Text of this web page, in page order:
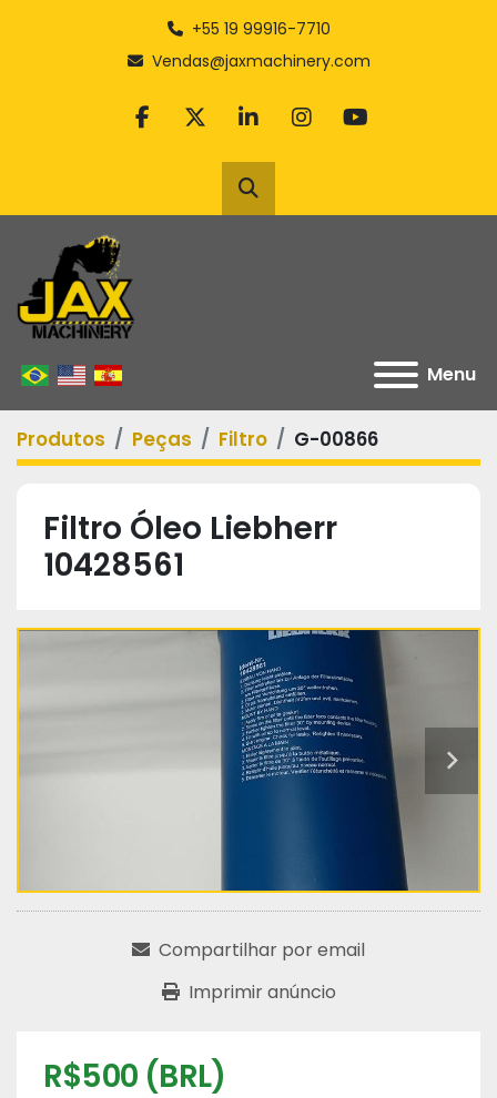
+55 19 99916-7710
Vendas@jaxmachinery.com
facebook
twitterlinkedininstagram
youtube
Pesquisar
Menu
Produtos Peças Filtro G-00866
Filtro Óleo Liebherr
10428561
Compartilhar por email
Imprimir anúncio
R$500 (BRL)